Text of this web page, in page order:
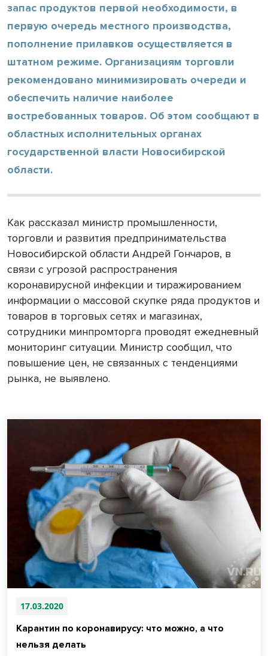
запас продуктов первой необходимости, в
первую очередь местного производства,
пополнение прилавков осуществляется в
штатном режиме. Организациям торговли
рекомендовано минимизировать очереди и
обеспечить наличие наиболее
востребованных товаров. Об этом сообщают в
областных исполнительных органах
государственной власти Новосибирской
области.
Как рассказал министр промышленности,
торговли и развития предпринимательства
Новосибирской области Андрей Гончаров, в
связи с угрозой распространения
коронавирусной инфекции и тиражированием
информации о массовой скупке ряда продуктов и
товаров в торговых сетях и магазинах,
сотрудники минпромторга проводят ежедневный
мониторинг ситуации. Министр сообщил, что
повышение цен, не связанных с тенденциями
рынка, не выявлено.
17.03.2020
Карантин по коронавирусу: что можно, а что
нельзя делать